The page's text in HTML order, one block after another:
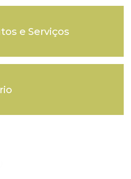
e Serviços